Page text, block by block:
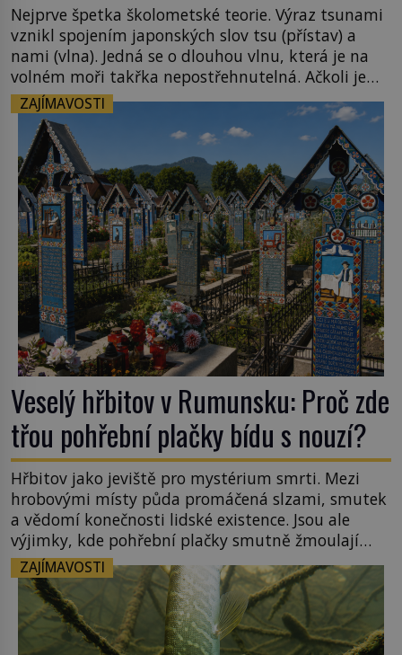
Nejprve špetka školometské teorie. Výraz tsunami
vznikl spojením japonských slov tsu (přístav) a
nami (vlna). Jedná se o dlouhou vlnu, která je na
volném moři takřka nepostřehnutelná. Ačkoli je
vlnová délka tsunami i 300 kilometrů, výška vlny
na volném moři je maximálně 1,5 metru. Máme se
podobné obří vlny obávat i v Evropě? Vznik
tsunami si […]
ZAJÍMAVOSTI
Veselý hřbitov v Rumunsku: Proč zde
třou pohřební plačky bídu s nouzí?
Hřbitov jako jeviště pro mystérium smrti. Mezi
hrobovými místy půda promáčená slzami, smutek
a vědomí konečnosti lidské existence. Jsou ale
výjimky, kde pohřební plačky smutně žmoulají
kapesníky nikoli při smutečním obřadu, ale při
pohledu na výši vyměřené podpory
v nezaměstnanosti. Kam vás pozveme? Unikátní
hřbitov, který si vysloužil název „Veselý“, najdeme
v rumunské vesnici Sapanta, nedaleko hranic […]
ZAJÍMAVOSTI